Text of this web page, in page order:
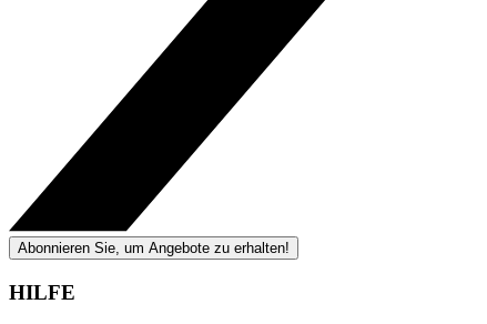
Abonnieren Sie, um Angebote zu erhalten!
HILFE